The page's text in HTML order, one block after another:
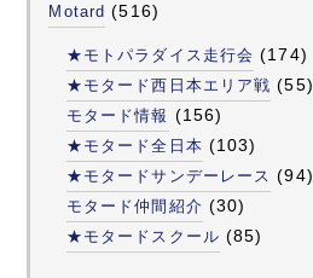
Motard (516)
★モトパラダイス走行会 (174)
★モタード西日本エリア戦 (55)
モタード情報 (156)
★モタード全日本 (103)
★モタードサンデーレース (94)
モタード仲間紹介 (30)
★モタードスクール (85)